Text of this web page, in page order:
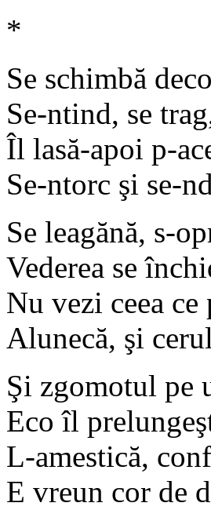
*
Se schimbă
Se-ntind, se
Îl lasă-apoi p-
Se-ntorc şi se-
Se leagănă, s-
Vederea se
Nu vezi ceea
Alunecă, şi
Şi zgomotul pe
Eco îl
L-amestică,
E vreun cor de